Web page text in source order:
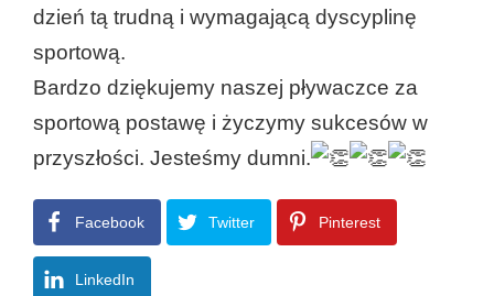
dzień tą trudną i wymagającą dyscyplinę
sportową.
Bardzo dziękujemy naszej pływaczce za
sportową postawę i życzymy sukcesów w
przyszłości. Jesteśmy dumni.
Facebook Twitter Pinterest
LinkedIn